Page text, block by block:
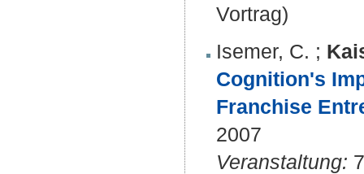
Vortrag)
Isemer, C. ;
Cognition's
Franchise
2007
Veranstaltung: